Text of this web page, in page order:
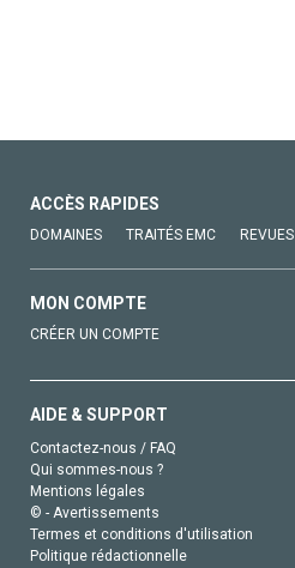
ACCÈS RAPIDES
DOMAINES TRAITÉS EMC REVUES
MON COMPTE
CRÉER UN COMPTE
AIDE & SUPPORT
Contactez-nous / FAQ
Qui sommes-nous ?
Mentions légales
© - Avertissements
Termes et conditions d'utilisation
Politique rédactionnelle